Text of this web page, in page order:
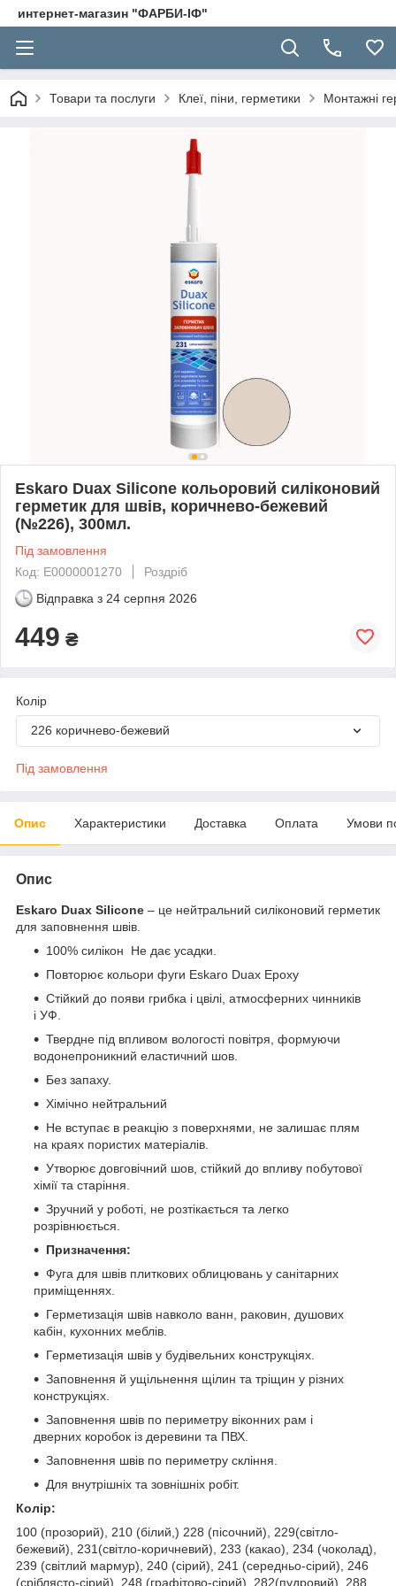
интернет-магазин "ФАРБИ-ІФ"
Товари та послуги Клеї, піни, герметики Монтажні
Eskaro Duax Silicone кольоровий силіконовий
герметик для швів, коричнево-бежевий
(№226), 300мл.
Під замовлення
Код: Е0000001270
Роздріб
Відправка з 24 серпня 2026
449 ₴
Колір
226 коричнево-бежевий
Під замовлення
Опис Характеристики Доставка Оплата Умови
Опис
Eskaro Duax Silicone – це нейтральний силіконовий герметик
для заповнення швів.
100% силікон Не дає усадки.
Повторює кольори фуги Eskaro Duax Epoxy
Стійкий до появи грибка і цвілі, атмосферних чинників
і УФ.
Твердне під впливом вологості повітря, формуючи
водонепроникний еластичний шов.
Без запаху.
Хімічно нейтральний
Не вступає в реакцію з поверхнями, не залишає плям
на краях пористих матеріалів.
Утворює довговічний шов, стійкий до впливу побутової
хімії та старіння.
Зручний у роботі, не розтікається та легко
розрівнюється.
Призначення:
Фуга для швів плиткових облицювань у санітарних
приміщеннях.
Герметизація швів навколо ванн, раковин, душових
кабін, кухонних меблів.
Герметизація швів у будівельних конструкціях.
Заповнення й ущільнення щілин та тріщин у різних
конструкціях.
Заповнення швів по периметру віконних рам і
дверних коробок із деревини та ПВХ.
Заповнення швів по периметру cкління.
Для внутрішніх та зовнішніх робіт.
Колір:
100 (прозорий), 210 (білий,) 228 (пісочний), 229(свiтло-
бежевий), 231(свiтло-коричневий), 233 (какао), 234 (чоколад),
239 (свiтлий мармур), 240 (сірий), 241 (середньо-сiрий), 246
(сріблясто-сірий), 248 (графітово-сірий), 282(пудровий), 288